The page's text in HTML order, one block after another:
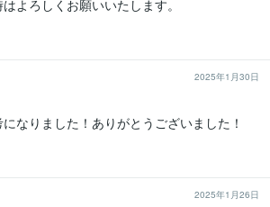
よろしくお願いいたします。
2025年1月30日
なりました！ありがとうございました！
2025年1月26日